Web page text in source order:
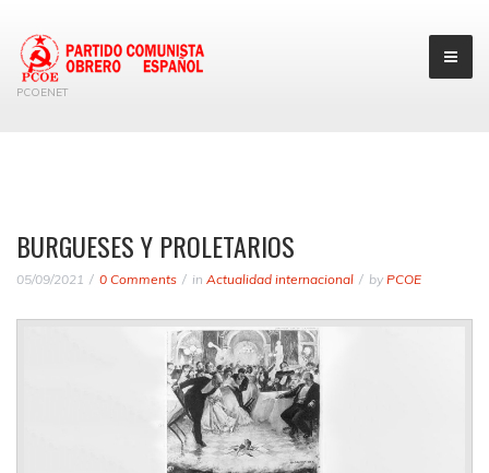
PCOENET
BURGUESES Y PROLETARIOS
05/09/2021 0 Comments in Actualidad internacional by PCOE